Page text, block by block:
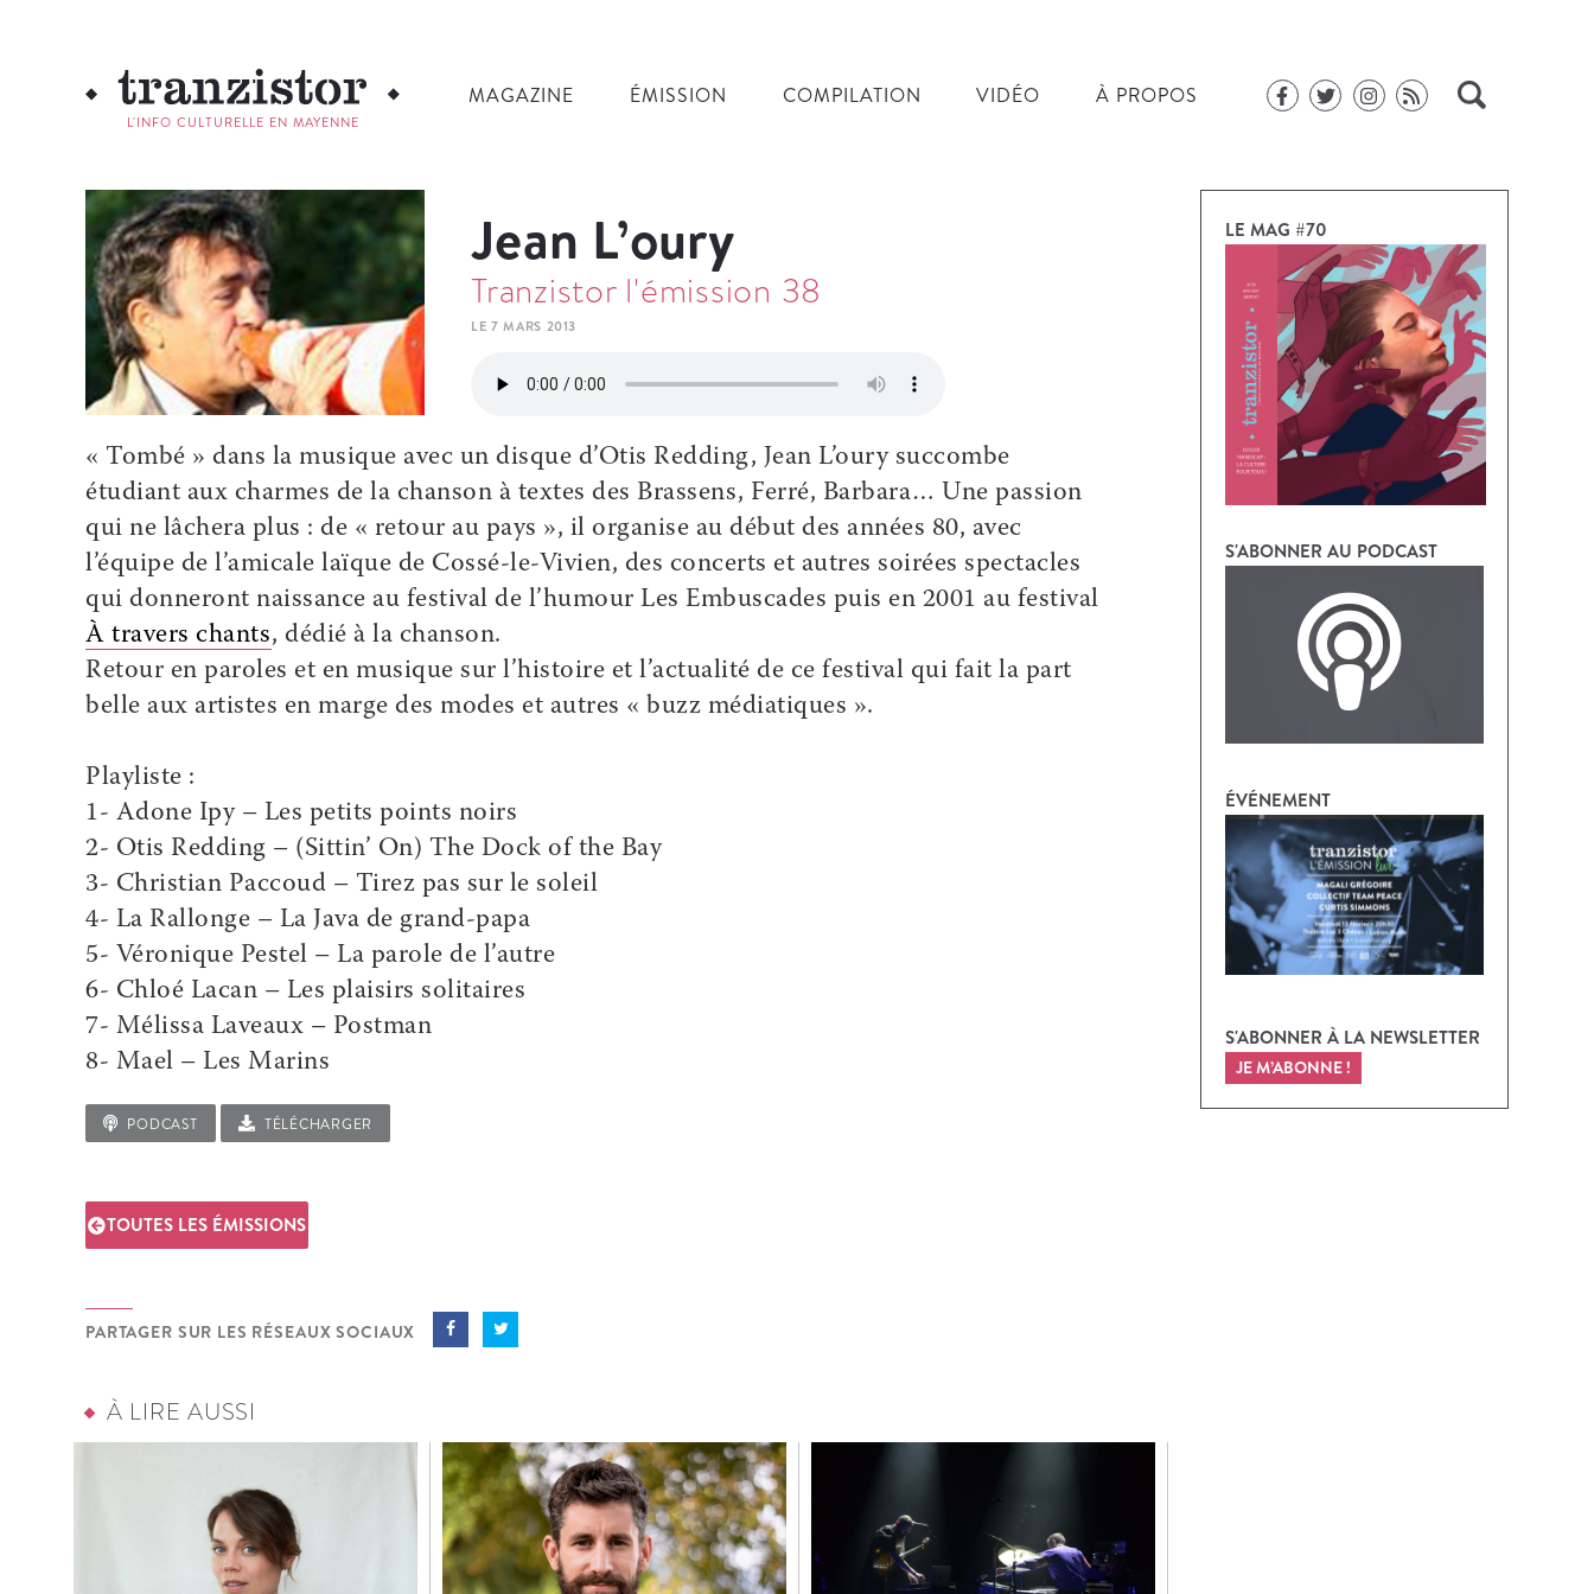
L'INFO CULTURELLE EN MAYENNE
MAGAZINE ÉMISSION COMPILATION VIDÉO À PROPOS
Jean L’oury
Tranzistor l'émission 38
LE 7 MARS 2013
« Tombé » dans la musique avec un disque d’Otis Redding, Jean L’oury succombe
étudiant aux charmes de la chanson à textes des Brassens, Ferré, Barbara… Une passion
qui ne lâchera plus : de « retour au pays », il organise au début des années 80, avec
l’équipe de l’amicale laïque de Cossé-le-Vivien, des concerts et autres soirées spectacles
qui donneront naissance au festival de l’humour Les Embuscades puis en 2001 au festival
À travers chants, dédié à la chanson.
Retour en paroles et en musique sur l’histoire et l’actualité de ce festival qui fait la part
belle aux artistes en marge des modes et autres « buzz médiatiques ».
Playliste :
1- Adone Ipy – Les petits points noirs
2- Otis Redding – (Sittin’ On) The Dock of the Bay
3- Christian Paccoud – Tirez pas sur le soleil
4- La Rallonge – La Java de grand-papa
5- Véronique Pestel – La parole de l’autre
6- Chloé Lacan – Les plaisirs solitaires
7- Mélissa Laveaux – Postman
8- Mael – Les Marins
PODCAST TÉLÉCHARGER
TOUTES LES ÉMISSIONS
PARTAGER SUR LES RÉSEAUX SOCIAUX
À LIRE AUSSI
LE MAG #70
S'ABONNER AU PODCAST
ÉVÉNEMENT
S'ABONNER À LA NEWSLETTER
JE M’ABONNE !